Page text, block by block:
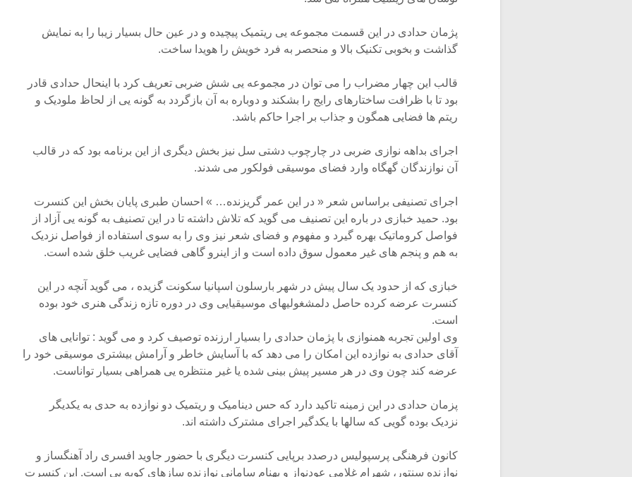
پژمان حدادی در این قسمت مجموعه یی ریتمیک پیچیده و در عین حال بسیار زیبا را به نمایش
گذاشت و بخوبی تکنیک بالا و منحصر به فرد خویش را هویدا ساخت.
قالب این چهار مضراب را می توان در مجموعه یی شش ضربی تعریف کرد با اینحال حدادی قادر
بود تا با ظرافت ساختارهای رایج را بشکند و دوباره به آن بازگردد به گونه یی از لحاظ ملودیک و
ریتم ها فضایی همگون و جذاب بر اجرا حاکم باشد.
اجرای بداهه نوازی ضربی در چارچوب دشتی سل نیز بخش دیگری از این برنامه بود که در قالب
آن نوازندگان گهگاه وارد فضای موسیقی فولکور می شدند.
اجرای تصنیفی براساس شعر « در این عمر گریزنده… » احسان طبری پایان بخش این کنسرت
بود. حمید خبازی در باره این تصنیف می گوید که تلاش داشته تا در این تصنیف به گونه یی آزاد از
فواصل کروماتیک بهره گیرد و مفهوم و فضای شعر نیز وی را به سوی استفاده از فواصل نزدیک
به هم و پنجم های غیر معمول سوق داده است و از اینرو گاهی فضایی غریب خلق شده است.
خبازی که از حدود یک سال پیش در شهر بارسلون اسپانیا سکونت گزیده ، می گوید آنچه در این
کنسرت عرضه کرده حاصل دلمشغولیهای موسیقیایی وی در دوره تازه زندگی هنری خود بوده
است.
وی اولین تجربه همنوازی با پژمان حدادی را بسیار ارزنده توصیف کرد و می گوید : توانایی های
آقای حدادی به نوازده این امکان را می دهد که با آسایش خاطر و آرامش بیشتری موسیقی خود را
عرضه کند چون وی در هر مسیر پیش بینی شده یا غیر منتظره یی همراهی بسیار تواناست.
پزمان حدادی در این زمینه تاکید دارد که حس دینامیک و ریتمیک دو نوازده به حدی به یکدیگر
نزدیک بوده گویی که سالها با یکدگیر اجرای مشترک داشته اند.
کانون فرهنگی پرسپولیس درصدد برپایی کنسرت دیگری با حضور جاوید افسری راد آهنگساز و
نوازنده سنتور، شهرام غلامی عودنواز و بهنام سامانی نوازنده سازهای کوبه یی است. این کنسرت